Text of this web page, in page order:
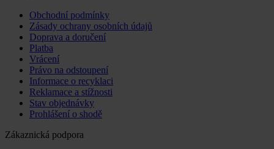
Obchodní podmínky
Zásady ochrany osobních údajů
Doprava a doručení
Platba
Vrácení
Právo na odstoupení
Informace o recyklaci
Reklamace a stížnosti
Stav objednávky
Prohlášení o shodě
Zákaznická podpora